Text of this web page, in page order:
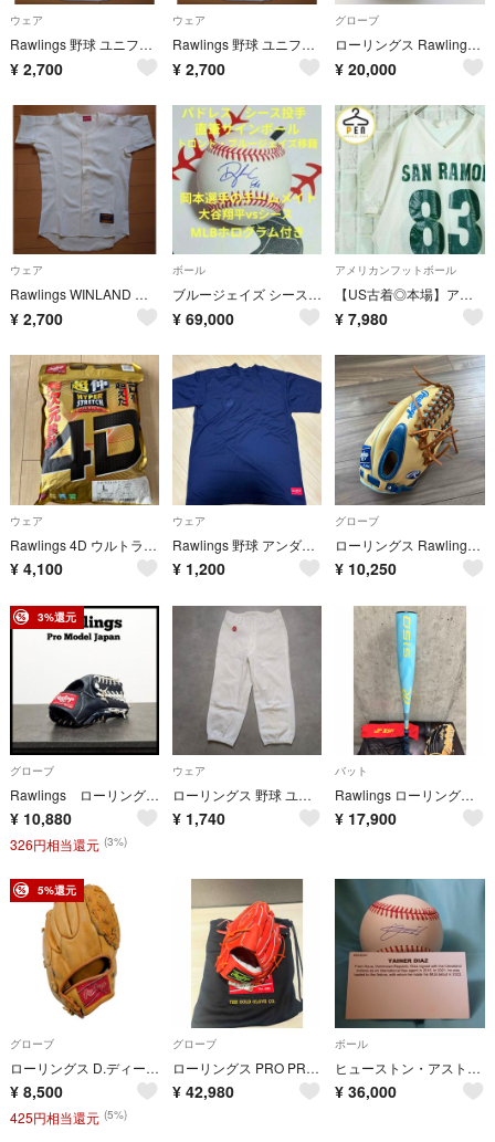
ウェア
Rawlings 野球 ユニフォーム アイボリー Mサイズ
¥ 2,700
ウェア
Rawlings 野球 ユニフォーム アイボリー S
¥ 2,700
グローブ
ローリングス Rawlings HOH GR3HMA15FB 軟式 大人 一般 投手用 グローブ ピッチャー グラブ 右投げ 中古品 野球 9341
¥ 20,000
ウェア
Rawlings WINLAND 野球 ユニフォーム アイボリー
¥ 2,700
ボール
ブルージェイズ シース投手 直筆サインボールMLB公式球2026 7月最優秀投手
¥ 69,000
アメリカンフットボール
【US古着◎本場】アメフト ゲームシャツ USA サン・ラモン ナンバリング白
¥ 7,980
ウェア
Rawlings 4D ウルトラハイパーストレッチパンツ Lサイズ
¥ 4,100
ウェア
Rawlings 野球 アンダーシャツ ネイビー XOサイズ
¥ 1,200
グローブ
ローリングス Rawlings 野球用 軟式 HOH? MLB COLORSYNC 外野手用 サイズ12.75 GR1HMMT キ
¥ 10,250
3%還元
グローブ
Rawlings ローリングス 野球 大人用 軟式グローブ 外野手用
¥ 10,880
326円相当還元 (3%)
ウェア
ローリングス 野球 ユニフォームパンツ 練習用 パッド付き ホワイト【М】
¥ 1,740
バット
Rawlings ローリングス 軟式用 バット グローブ BR65150 野球
¥ 17,900
5%還元
グローブ
ローリングス D.ディーツ 硬式野球 グローブ ヴィンテージ レザー 右利き Rawlings
¥ 8,500
425円相当還元 (5%)
グローブ
ローリングス PRO PREFERRED 硬式グローブ 左投げ 投手用
¥ 42,980
ボール
ヒューストン・アストロズ所属、Yainer Diaz選手の直筆サインボールです。
¥ 36,000